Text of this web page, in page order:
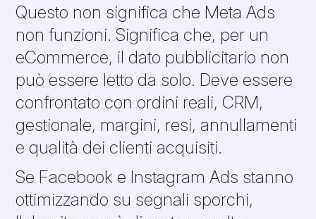
Questo non significa che Meta Ads
non funzioni. Significa che, per un
eCommerce, il dato pubblicitario non
può essere letto da solo. Deve essere
confrontato con ordini reali, CRM,
gestionale, margini, resi, annullamenti
e qualità dei clienti acquisiti.
Se Facebook e Instagram Ads stanno
ottimizzando su segnali sporchi,